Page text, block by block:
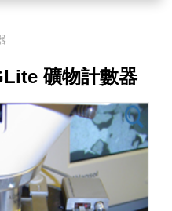
礦物計數器